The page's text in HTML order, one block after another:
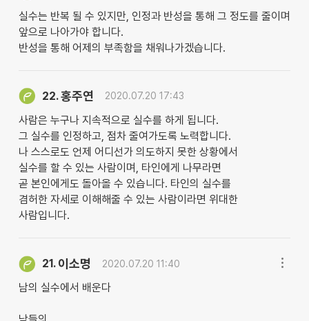
실수는 반복 될 수 있지만, 인정과 반성을 통해 그 정도를 줄이며
앞으로 나아가야 합니다.
반성을 통해 어제의 부족함을 채워나가겠습니다.
22.홍주연 2020.07.20 17:43
사람은 누구나 지속적으로 실수를 하게 됩니다.
그 실수를 인정하고, 점차 줄여가도록 노력합니다.
나 스스로도 언제 어디선가 의도하지 못한 상황에서
실수를 할 수 있는 사람이며, 타인에게 나무라면
곧 본인에게도 돌아올 수 있습니다. 타인의 실수를
겸허한 자세로 이해해줄 수 있는 사람이라면 위대한
사람입니다.
21. 이소명 2020.07.20 11:40
남의 실수에서 배운다